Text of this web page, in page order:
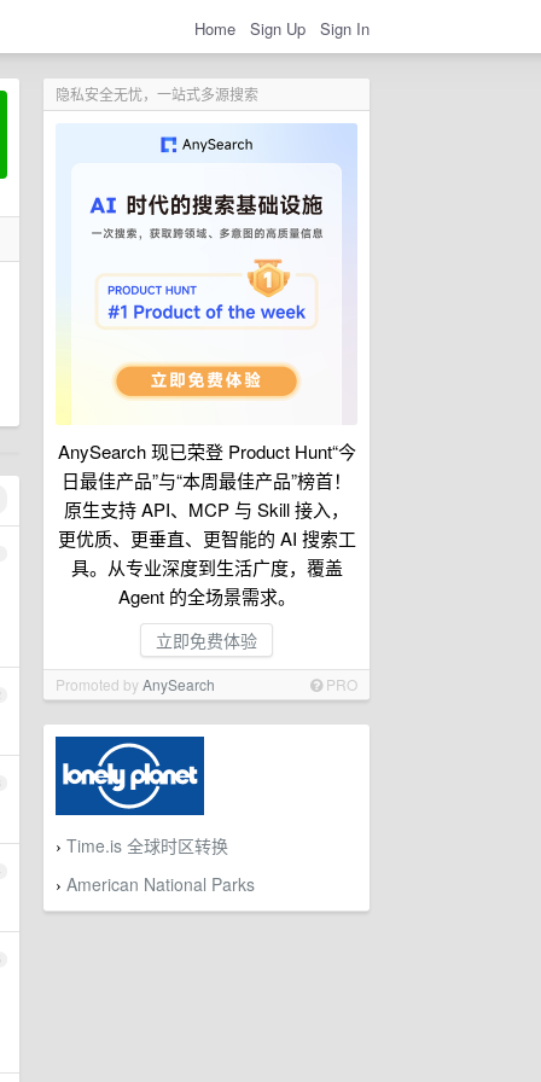
Home Sign Up Sign In
隐私安全无忧，一站式多源搜索
AnySearch 现已荣登 Product Hunt“今
日最佳产品”与“本周最佳产品”榜首！
原生支持 API、MCP 与 Skill 接入，
更优质、更垂直、更智能的 AI 搜索工
具。从专业深度到生活广度，覆盖
Agent 的全场景需求。
立即免费体验
Promoted byAnySearch PRO
› Time.is 全球时区转换
› American National Parks